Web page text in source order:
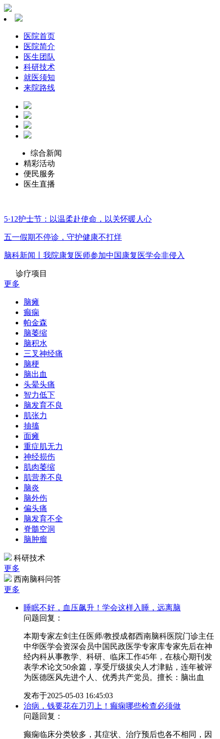
医院首页
医院简介
医生团队
科研技术
就医须知
来院路线
综合新闻
精彩活动
便民服务
医生直播
5·12护士节：以温柔赴使命，以关怀暖人心
五一假期不停诊，守护健康不打烊
脑科新闻丨我院康复医师参加中国康复医学会非侵入
诊疗项目
更多
脑瘫
癫痫
帕金森
脑萎缩
脑积水
三叉神经痛
脑梗
脑出血
头晕头痛
智力低下
脑发育不良
肌张力
抽搐
面瘫
重症肌无力
神经损伤
肌肉萎缩
肌营养不良
脑炎
脑外伤
偏头痛
脑发育不全
脊髓空洞
脑肿瘤
科研技术
更多
西南脑科问答
更多
睡眠不好，血压飙升！学会这样入睡，远离脑
问题回复：
本期专家左剑主任医师/教授成都西南脑科医院门诊主任
中华医学会资深会员中国民政医学专家库专家先后在神
经内科从事教学、科研、临床工作45年，在核心期刊发
表学术论文50余篇，享受厅级拔尖人才津贴，连年被评
为医德医风先进个人、优秀共产党员。擅长：脑出血
发布于2025-05-03 16:45:03
治病，钱要花在刀刃上！癫痫哪些检查必须做
问题回复：
癫痫临床分类较多，其症状、治疗预后也各不相同，因